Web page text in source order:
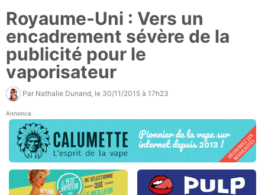
Royaume-Uni : Vers un
encadrement sévère de la
publicité pour le
vaporisateur
Par Nathalie Dunand , le 30/11/2015 à 17h23
Annonce